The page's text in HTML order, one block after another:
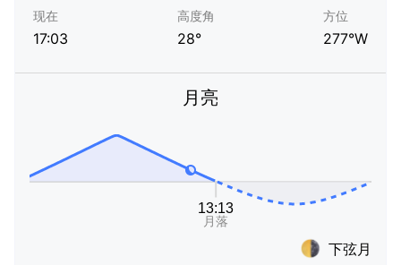
现在
17:03
高度角
28°
方位
277°W
月亮
下弦月